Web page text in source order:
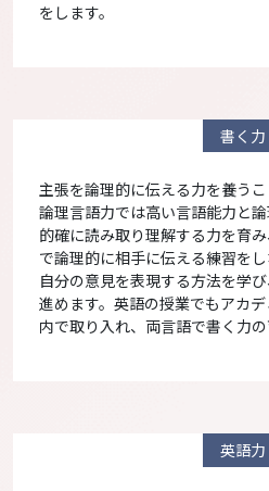
をします。
書く力
主張を論理的に伝える力を養うこ
論理言語力では高い言語能力と
的確に読み取り理解する力を育
で論理的に相手に伝える練習を
自分の意見を表現する方法を学
進めます。英語の授業でもアカ
内で取り入れ、両言語で書く力の
英語力